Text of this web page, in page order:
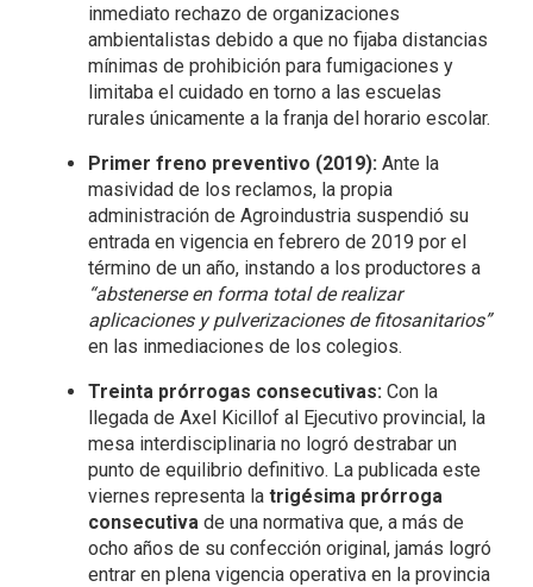
inmediato rechazo de organizaciones
ambientalistas debido a que no fijaba distancias
mínimas de prohibición para fumigaciones y
limitaba el cuidado en torno a las escuelas
rurales únicamente a la franja del horario escolar.
Primer freno preventivo (2019): Ante la
masividad de los reclamos, la propia
administración de Agroindustria suspendió su
entrada en vigencia en febrero de 2019 por el
término de un año, instando a los productores a
“abstenerse en forma total de realizar
aplicaciones y pulverizaciones de fitosanitarios”
en las inmediaciones de los colegios.
Treinta prórrogas consecutivas: Con la
llegada de Axel Kicillof al Ejecutivo provincial, la
mesa interdisciplinaria no logró destrabar un
punto de equilibrio definitivo. La publicada este
viernes representa la trigésima prórroga
consecutiva de una normativa que, a más de
ocho años de su confección original, jamás logró
entrar en plena vigencia operativa en la provincia